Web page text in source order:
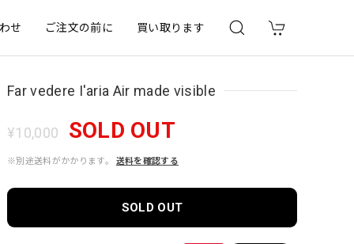
せ ご注文の前に 買い取ります
Far vedere I'aria Air made visible
¥10,000 SOLD OUT
※別途送料がかかります。 送料を確認する
SOLD OUT